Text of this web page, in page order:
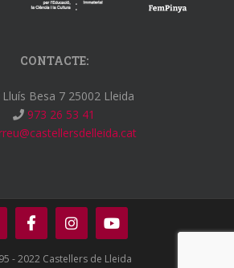
CONTACTE:
Lluís Besa 7 25002 Lleida
973 26 53 41
- 2022 Castellers de Lleida